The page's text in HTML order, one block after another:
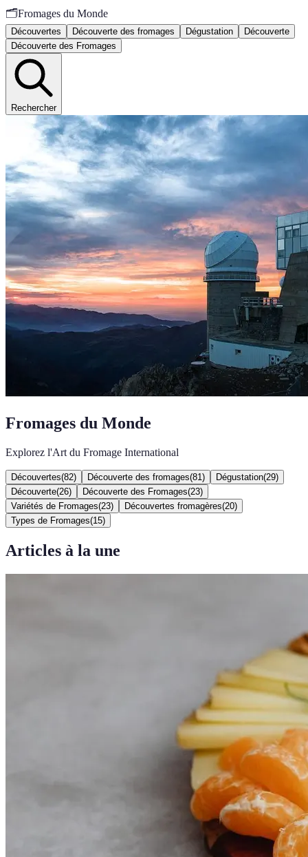
🗂️Fromages du Monde
Découvertes Découverte des fromages Dégustation
Découverte
Découverte des Fromages
Rechercher
Fromages du Monde
Explorez l'Art du Fromage International
Découvertes(82) Découverte des fromages(81 ) Dégustation(29)
Découverte(26) Découverte des Fromages(23)
Variétés de Fromages(23) Découvertes fromagères(20)
Types de Fromages(15)
Articles à la une